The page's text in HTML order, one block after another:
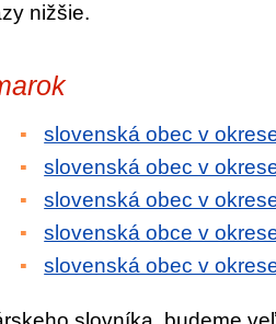
nižšie.
slovenská obec v
slovenská obec v
slovenská obec v
slovenská obce v
slovenská obec v